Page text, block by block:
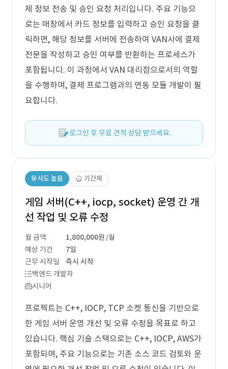
제 정보 전송 및 승인 요청 처리입니다. 주요 기능으
로는 매장에서 카드 정보를 입력하고 승인 요청을 클
릭하면, 해당 정보를 서버에 전송하여 VAN사에 결제
전문을 작성하고 승인 여부를 반환하는 프로세스가
포함됩니다. 이 과정에서 VAN 대리점으로서의 역할
을 수행하며, 결제 프로그램과의 연동 모듈 개발이 필
요합니다.
로그인 후 무료 견적 상담 받으세요.
유사도 높음 기간제
게임 서버(C++, iocp, socket) 운영 간 개
선 작업 및 오류 수정
월 금액 1,800,000원 /월
예상 기간
7일
근무 시작일
즉시 시작
백엔드 개발자
시니어
프로젝트는 C++, IOCP, TCP 소켓 통신을 기반으로
한 게임 서버 운영 개선 및 오류 수정을 목표로 하고
있습니다. 핵심 기술 스택으로는 C++, IOCP, AWS가
포함되며, 주요 기능으로는 기존 소스 코드 검토와 운